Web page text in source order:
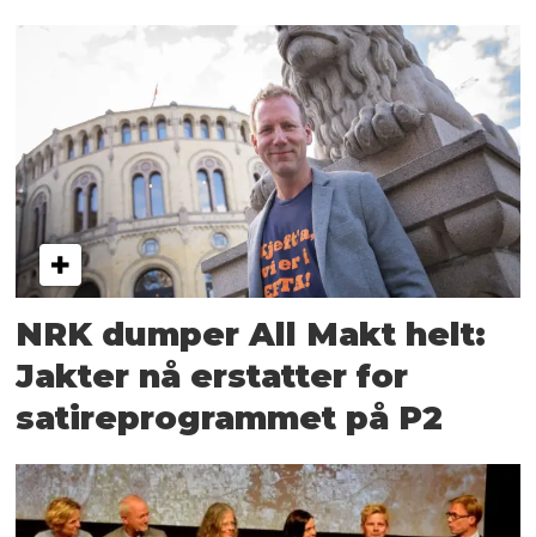
NRK dumper All Makt helt:
Jakter nå erstatter for
satire­programmet på P2